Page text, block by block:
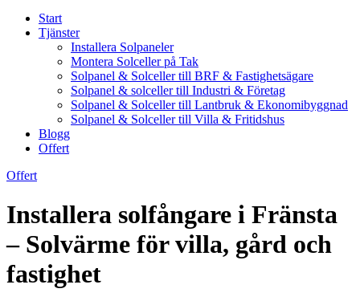
Start
Tjänster
Installera Solpaneler
Montera Solceller på Tak
Solpanel & Solceller till BRF & Fastighetsägare
Solpanel & solceller till Industri & Företag
Solpanel & Solceller till Lantbruk & Ekonomibyggnad
Solpanel & Solceller till Villa & Fritidshus
Blogg
Offert
Offert
Installera solfångare i Fränsta
– Solvärme för villa, gård och
fastighet